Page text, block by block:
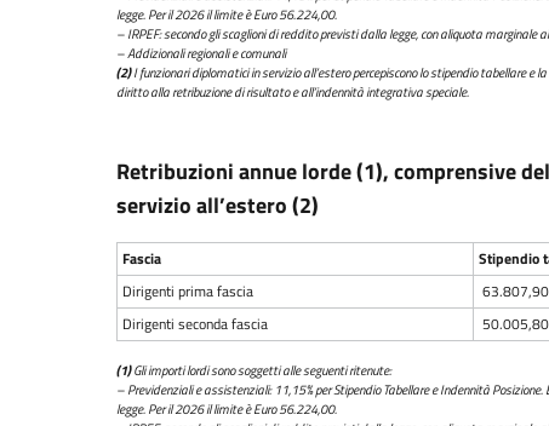
legge. Per il 2026 il limite è Euro 56.224,00.
– IRPEF: secondo gli scaglioni di reddito previsti dalla legge, con aliquota marginale
– Addizionali regionali e comunali
(2)I funzionari diplomatici in servizio all’estero percepiscono lo stipendio tabellare e
diritto alla retribuzione di risultato e all’indennità integrativa speciale.
Retribuzioni annue lorde (1), comprensive
servizio all’estero (2)
Fascia Stipendio
Dirigenti prima fascia
Dirigenti seconda fascia
(1)Gli importi lordi sono soggetti alle seguenti ritenute:
– Previdenziali e assistenziali: 11,15% per Stipendio Tabellare e Indennità
legge. Per il 2026 il limite è Euro 56.224,00.